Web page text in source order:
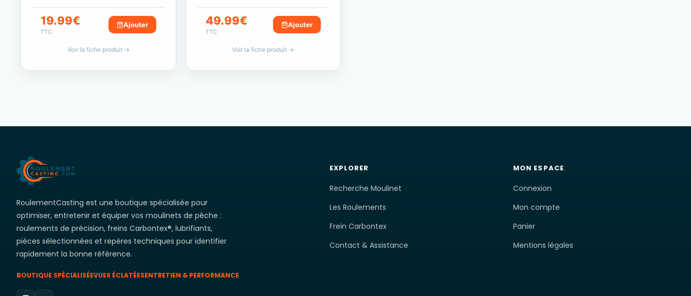
19.99€
TTC
Ajouter
Voir la fiche produit →
49.99€
TTC
Ajouter
Voir la fiche produit →
RoulementCasting est une boutique spécialisée pour
optimiser, entretenir et équiper vos moulinets de pêche :
roulements de précision, freins Carbontex®, lubrifiants,
pièces sélectionnées et repères techniques pour identifier
rapidement la bonne référence.
BOUTIQUE SPÉCIALISÉEVUES ÉCLATÉESENTRETIEN & PERFORMANCE
EXPLORER
Recherche Moulinet
Les Roulements
Frein Carbontex
Contact & Assistance
MON ESPACE
Connexion
Mon compte
Panier
Mentions légales